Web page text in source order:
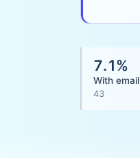
7.1%
With email
43